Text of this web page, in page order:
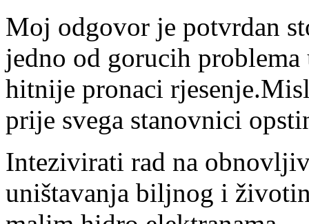
Moj odgovor je potvrdan
jedno od gorucih
hitnije pronaci
prije svega stanovnici
Intezivirati rad na
uništavanja biljnog i